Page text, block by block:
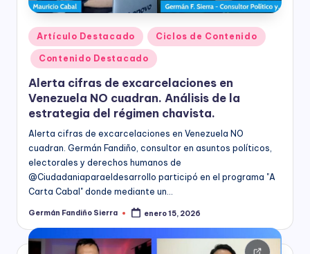
F
u
n
d
a
ci
ó
n
B
o
para
las
Instituciones
Educativas,
para
los
Candidatos,
Movimientos
Partidos
Políticos,
para
entidades
del
Sector
Publicado
en
Artículo Destacado Ciclos de Contenido
Contenido Destacado
Alerta cifras de excarcelaciones en
Venezuela NO cuadran. Análisis de la
estrategia del régimen chavista.
Alerta cifras de excarcelaciones en Venezuela NO
cuadran. Germán Fandiño, consultor en asuntos políticos,
electorales y derechos humanos de
‪@Ciudadaniaparaeldesarrollo‬ participó en el programa "A
Carta Cabal" donde mediante un…
Publicado
Germán Fandiño Sierra enero 15, 2026